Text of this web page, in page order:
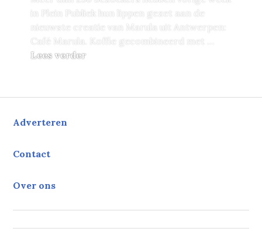
in Plein Publiek hun lippen gezet aan de
nieuwste creatie van Marula uit Antwerpen:
Café Marula. Koffie gecombineerd met …
Lees verderSuccesvolle lancering Café Marula
Adverteren
Contact
Over ons